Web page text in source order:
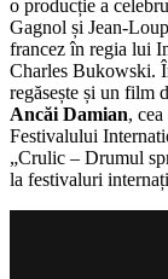
o producție a
Gagnol și Jean-
francez în regia lui
Charles Bukowski.
regăsește și un film
Ancăi Damian,
Festivalului
„Crulic – Drumul
la festivaluri